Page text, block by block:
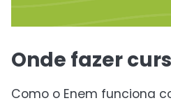
Onde fazer
Como o Enem funciona